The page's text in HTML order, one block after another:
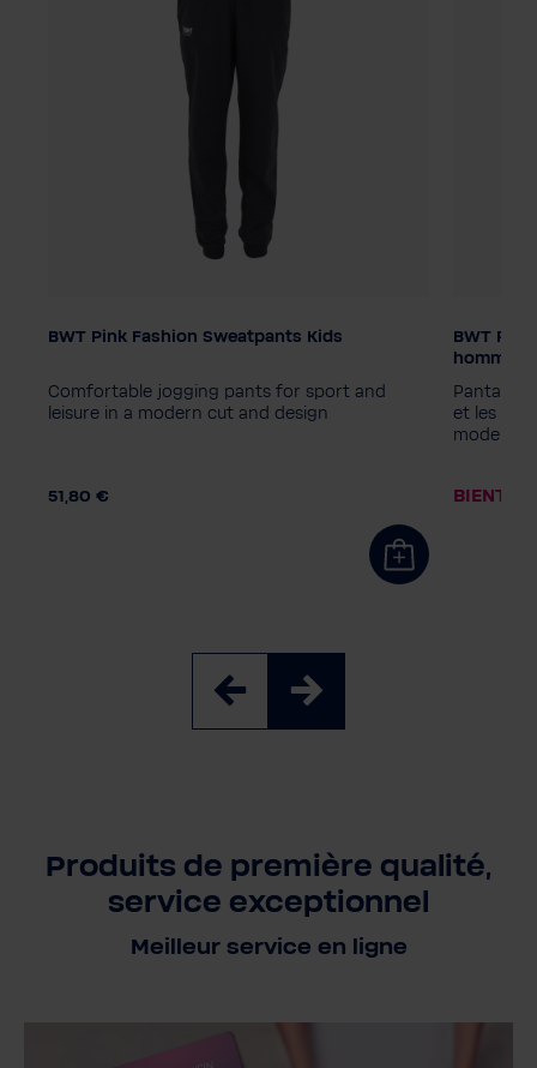
Taille de l'enfant
BWT Pink Fashion Sweatpants Kids
Comfortable jogging pants for sport and
leisure in a modern cut and design
51,80 €
Sexe
Taille
M
S
BWT
hommes
Pantalon
et les
moderne
Produits de première qualité,
service exceptionnel
Meilleur service en ligne